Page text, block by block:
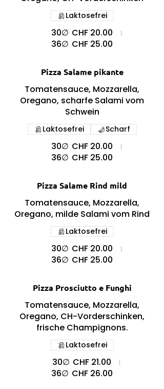
30∅ CHF 20.00
36∅ CHF 25.00
Laktosefrei
Pizza Salame pikante
Tomatensauce, Mozzarella,
Oregano, scharfe Salami vom
Schwein
30∅ CHF 20.00
36∅ CHF 25.00
Laktosefrei Scharf
Pizza Salame Rind mild
Tomatensauce, Mozzarella,
Oregano, milde Salami vom Rind
30∅ CHF 20.00
36∅ CHF 25.00
Laktosefrei
Pizza Prosciutto e Funghi
Tomatensauce, Mozzarella,
Oregano, CH-Vorderschinken,
frische Champignons.
30∅ CHF 21.00
36∅ CHF 26.00
Laktosefrei